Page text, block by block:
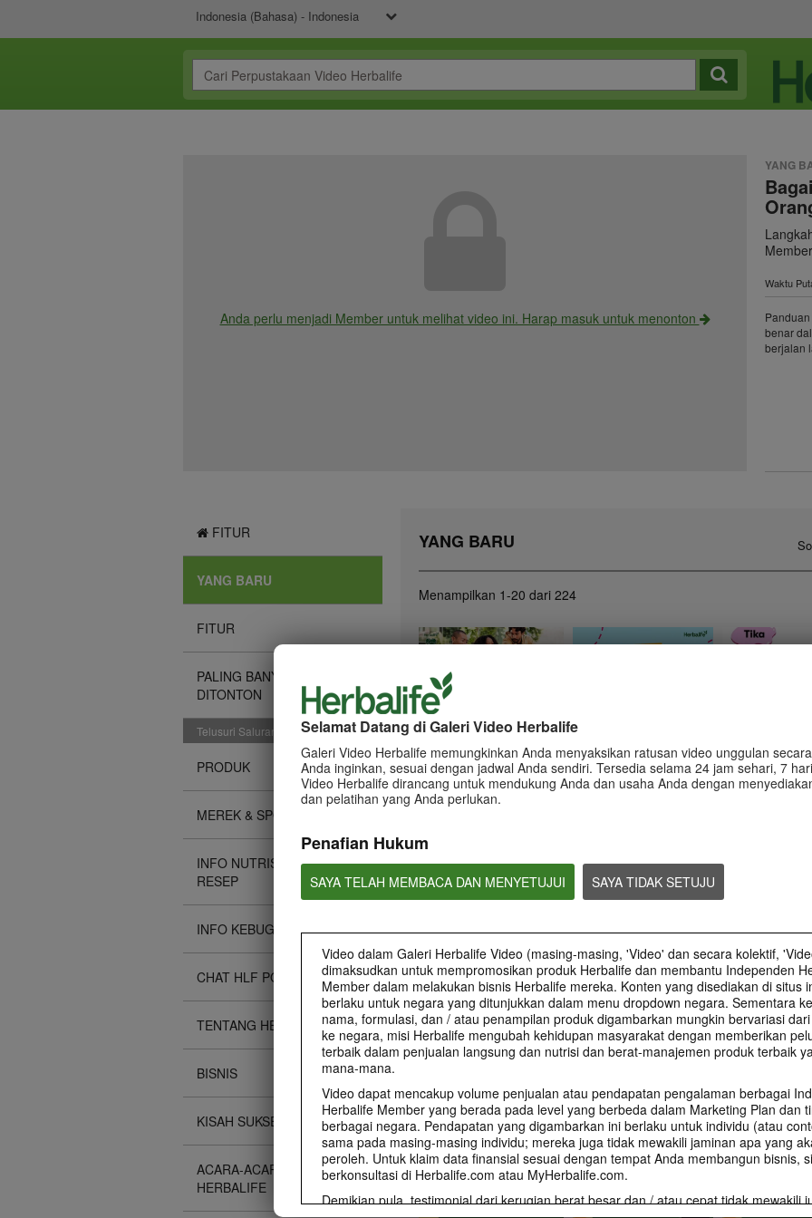
Indonesia (Bahasa) - Indonesia
Selamat Datang di Galeri Video Herbalife
Galeri Video Herbalife memungkinkan Anda menyaksikan ratusan video unggulan
Anda inginkan, sesuai dengan jadwal Anda sendiri. Tersedia selama 24 jam sehari, 7
Video Herbalife dirancang untuk mendukung Anda dan usaha Anda dengan
dan pelatihan yang Anda perlukan.
Penafian Hukum
SAYA TELAH MEMBACA DAN MENYETUJUI SAYA TIDAK SETUJU
Video dalam Galeri Herbalife Video (masing-masing, 'Video' dan secara kolektif,
dimaksudkan untuk mempromosikan produk Herbalife dan membantu Independen
Member dalam melakukan bisnis Herbalife mereka. Konten yang disediakan di situs
berlaku untuk negara yang ditunjukkan dalam menu dropdown negara. Sementara
nama, formulasi, dan / atau penampilan produk digambarkan mungkin bervariasi
ke negara, misi Herbalife mengubah kehidupan masyarakat dengan memberikan
terbaik dalam penjualan langsung dan nutrisi dan berat-manajemen produk terbaik
mana-mana.
Video dapat mencakup volume penjualan atau pendapatan pengalaman berbagai
Herbalife Member yang berada pada level yang berbeda dalam Marketing Plan dan
berbagai negara. Pendapatan yang digambarkan ini berlaku untuk individu (atau
sama pada masing-masing individu; mereka juga tidak mewakili jaminan apa yang
peroleh. Untuk klaim data finansial sesuai dengan tempat Anda membangun bisnis,
berkonsultasi di Herbalife.com atau MyHerbalife.com.
Demikian pula, testimonial dari kerugian berat besar dan / atau cepat tidak mewakili
Anda perlu menjadi Member untuk melihat video ini. Harap masuk untuk menonton
YANG
Waktu
benar
berjalan
FITUR
YANG BARU
FITUR
PALING BANYAK
DITONTON
Telusuri Saluran
PRODUK
MEREK & SPONSOR
INFO NUTRISI DAN
RESEP
INFO KEBUGARAN
CHAT HLF PODCAST
TENTANG HERBALIFE
BISNIS
KISAH SUKSES
ACARA-ACARA
HERBALIFE
YANG BARU
Menampilkan 1-20 dari 224
Hal yang perlu anda ketahui
seputar bisnis Herbalife -
STS
Hal yang perlu anda ketahui
seputar bisnis Herbalife - STS
ketahui seputar bisnis
Herbalife - HOM
Hal yang perlu anda ketahui
seputar bisnis Herbalife - HOM
Informasi dan Tips
Media Sosial
0:58
Informasi dan Tips terkait
Klaim Peluang Bisnis
boleh dalam membuat klaim
0:55
Informasi dan Tips terkait
Klaim Product
Klaim Penghasilan
1:48
Claims
Lavish lifestyle and excessive
earning claims, even with a
disclaimer, are strictly prohibited.
7:34
Keberatan
Bagaimana tetap positif,
memahami alasan penolakan,
dan mengelola emosi meski
ditolak oleh Alan Lu & Zoy Yen
Bagaimana Cara
Panduan singkat
langkah‑langkah
dalam merekrut
George Knight